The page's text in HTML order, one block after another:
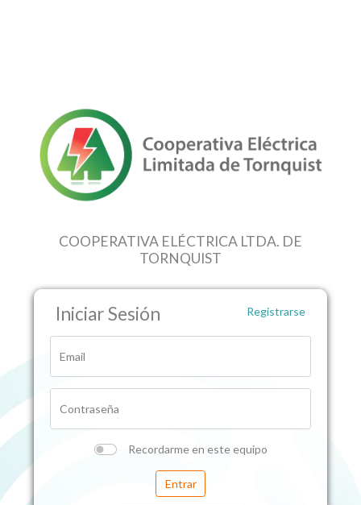
COOPERATIVA ELÉCTRICA LTDA. DE
TORNQUIST
Iniciar Sesión Registrarse
Email
Contraseña
Recordarme en este equipo
Entrar